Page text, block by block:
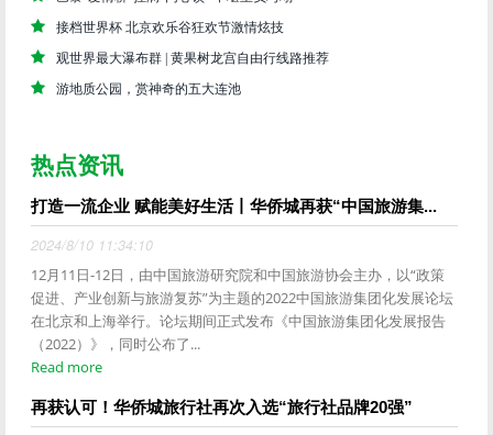
接档世界杯 北京欢乐谷狂欢节激情炫技
观世界最大瀑布群 | 黄果树龙宫自由行线路推荐
游地质公园，赏神奇的五大连池
热点资讯
打造一流企业 赋能美好生活丨华侨城再获“中国旅游集...
2024/8/10 11:34:10
12月11日-12日，由中国旅游研究院和中国旅游协会主办，以“政策
促进、产业创新与旅游复苏”为主题的2022中国旅游集团化发展论坛
在北京和上海举行。论坛期间正式发布《中国旅游集团化发展报告
（2022）》，同时公布了...
Read more
再获认可！华侨城旅行社再次入选“旅行社品牌20强”